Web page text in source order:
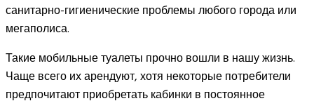
санитарно-гигиенические проблемы любого города или
мегаполиса.
Такие мобильные туалеты прочно вошли в нашу жизнь.
Чаще всего их арендуют, хотя некоторые потребители
предпочитают приобретать кабинки в постоянное